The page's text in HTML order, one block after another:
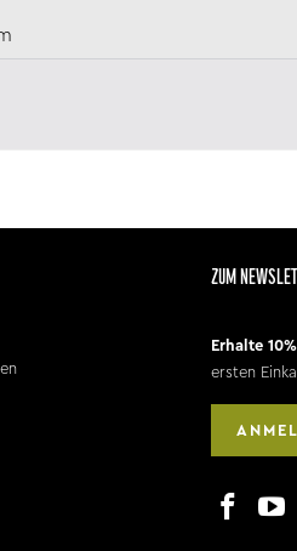
ZUM
Erhalte
ersten